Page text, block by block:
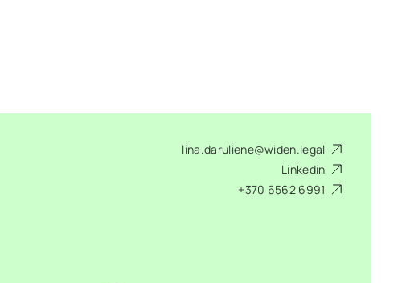
lina.daruliene@widen.legal
Linkedin
+370 6562 6991